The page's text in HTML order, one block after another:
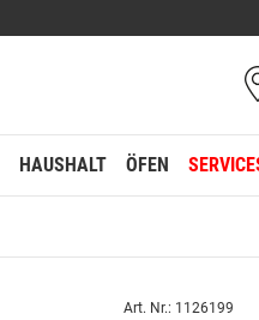
HAUSHALT ÖFEN
Art. Nr.: 1126199